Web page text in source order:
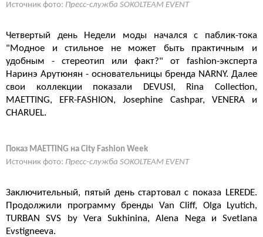
Источник фото: Пресс-служба SOKOLTEAM EVENT
Четвертый день Недели моды начался с паблик-тока
"Модное и стильное не может быть практичным и
удобным - стереотип или факт?" от fashion-эксперта
Наринэ Арутюнян - основательницы бренда NARNY. Далее
свои коллекции показали DEVUSI, Rina Collection,
MAETTING, EFR-FASHION, Josephine Cashpar, VENERA и
CHARUEL.
Показ MAETTING на City Fashion Week
Источник фото: Пресс-служба SOKOLTEAM EVENT
Заключительный, пятый день стартовал с показа LEREDE.
Продолжили программу бренды Van Cliff, Olga Lyutich,
TURBAN SVS by Vera Sukhinina, Alena Nega и Svetlana
Evstigneeva.